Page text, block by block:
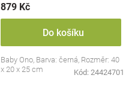
879 Kč
Do košíku
Baby Ono, Barva: černá, Rozměr: 40
x 20 x 25 cm
Kód: 24424701